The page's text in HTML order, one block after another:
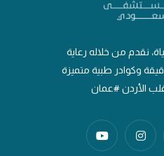
نقدم من خلاله رعاية
وكوادر طبية متميزة
الأردن #عمان